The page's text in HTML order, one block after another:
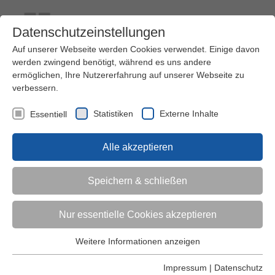
Kontakt Ihre Meinung ist uns wichtig!
Kinder (0-6)
Grundschulkinder
Jugendliche
Datenschutzeinstellungen
Auf unserer Webseite werden Cookies verwendet. Einige davon
werden zwingend benötigt, während es uns andere
ermöglichen, Ihre Nutzererfahrung auf unserer Webseite zu
verbessern.
Essentiell Statistiken Externe Inhalte
Alle akzeptieren
Speichern & schließen
Nur essentielle Cookies akzeptieren
Essentielle Cookies werden für grundlegende Funktionen der
Weitere Informationen anzeigen
Impressum | Datenschutz